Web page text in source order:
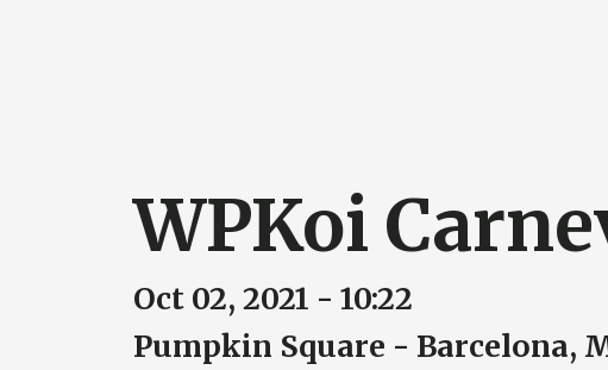
WPKoi
Oct 02, 2021 - 10:22
Pumpkin Square - Barcelona,